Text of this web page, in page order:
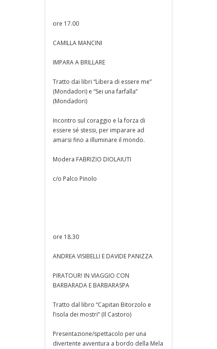
ore 17.00
CAMILLA MANCINI
IMPARA A BRILLARE
Tratto dai libri “Libera di essere me”
(Mondadori) e “Sei una farfalla”
(Mondadori)
Incontro sul coraggio e la forza di
essere sé stessi, per imparare ad
amarsi fino a illuminare il mondo.
Modera FABRIZIO DIOLAIUTI
c/o Palco Pinolo
ore 18.30
ANDREA VISIBELLI E DAVIDE PANIZZA
PIRATOUR! IN VIAGGIO CON
BARBARADA E BARBARASPA
Tratto dal libro “Capitan Bitorzolo e
l’isola dei mostri” (Il Castoro)
Presentazione/spettacolo per una
divertente avventura a bordo della Mela